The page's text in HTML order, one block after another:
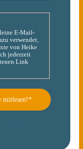
E-Mail-
verwendet,
von Heike
jederzeit
Link